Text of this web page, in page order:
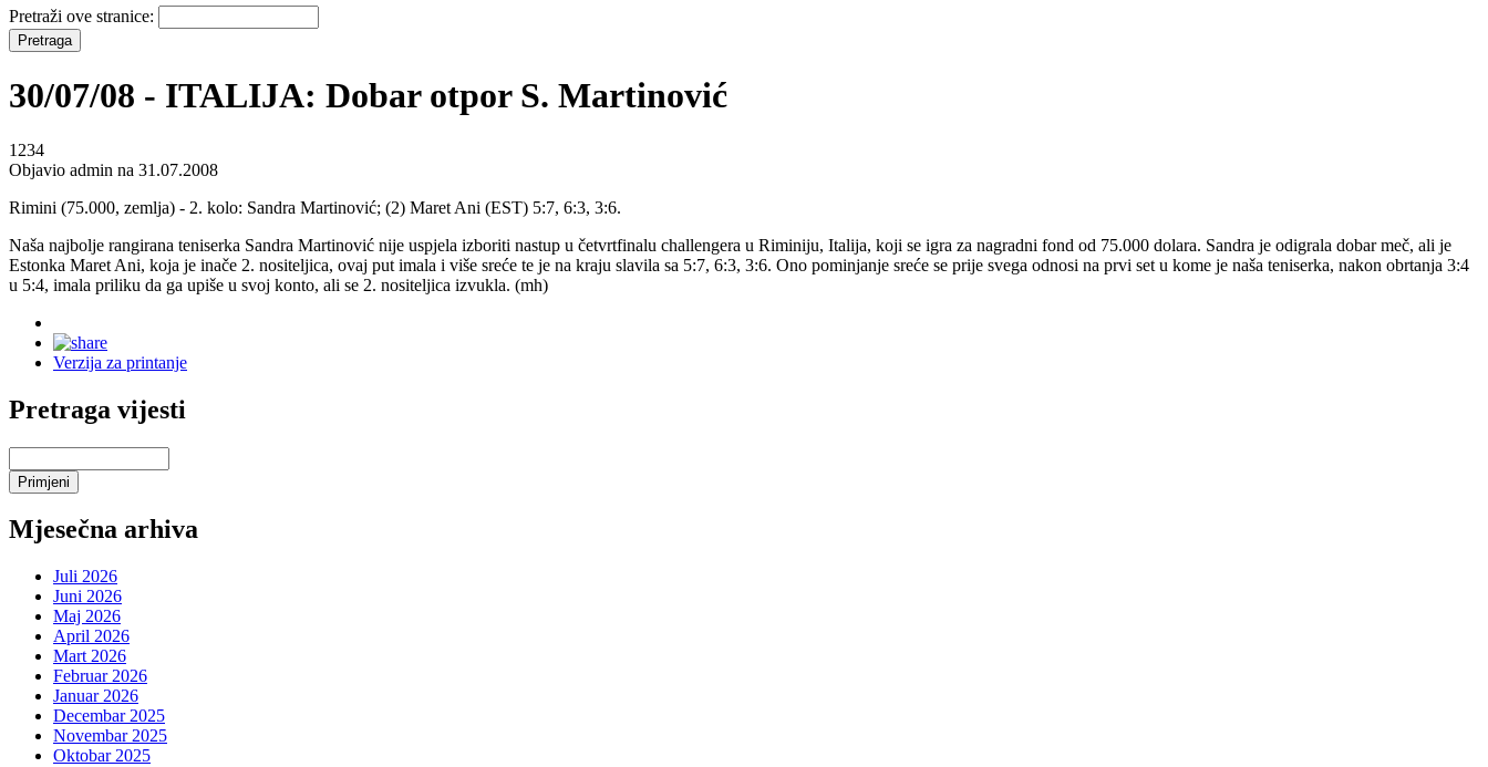
Pretraži ove stranice:
30/07/08 - ITALIJA: Dobar otpor S. Martinović
1234
Objavio admin na 31.07.2008
Rimini (75.000, zemlja) - 2. kolo: Sandra Martinović; (2) Maret Ani (EST) 5:7, 6:3, 3:6.
Naša najbolje rangirana teniserka Sandra Martinović nije uspjela izboriti nastup u četvrtfinalu challengera u Riminiju, Italija, koji se igra za nagradni fond od 75.000 dolara. Sandra je odigrala dobar meč, ali je
Estonka Maret Ani, koja je inače 2. nositeljica, ovaj put imala i više sreće te je na kraju slavila sa 5:7, 6:3, 3:6. Ono pominjanje sreće se prije svega odnosi na prvi set u kome je naša teniserka, nakon obrtanja 3:4
u 5:4, imala priliku da ga upiše u svoj konto, ali se 2. nositeljica izvukla. (mh)
Verzija za printanje
Pretraga vijesti
Mjesečna arhiva
Juli 2026
Juni 2026
Maj 2026
April 2026
Mart 2026
Februar 2026
Januar 2026
Decembar 2025
Novembar 2025
Oktobar 2025